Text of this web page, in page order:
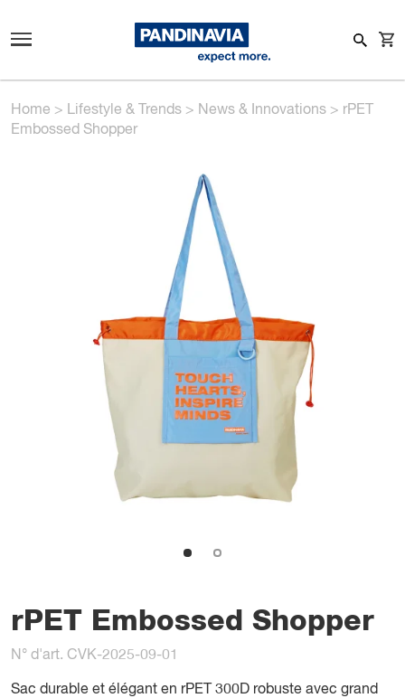
Home > Lifestyle & Trends > News & Innovations > rPET
Embossed Shopper
rPET Embossed Shopper
N° d'art. CVK-2025-09-01
Sac durable et élégant en rPET 300D robuste avec grand